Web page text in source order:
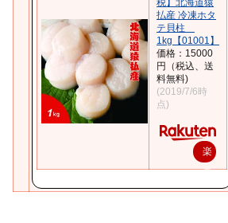
税】北海道猿
払産 冷凍ホタ
テ貝柱
1kg【01001】
価格：15000
円（税込、送
料無料)
(2019/7/6時
点)
楽
天
で